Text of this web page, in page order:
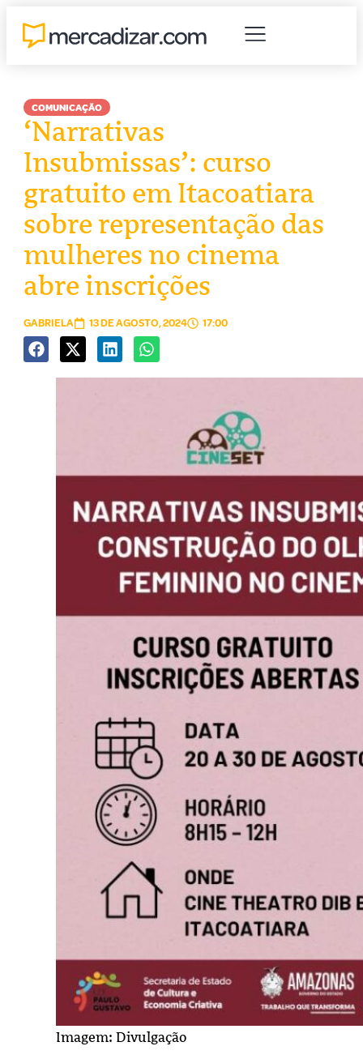
COMUNICAÇÃO
‘Narrativas
Insubmissas’: curso
gratuito em Itacoatiara
sobre representação das
mulheres no cinema
abre inscrições
GABRIELA 13 DE AGOSTO, 2024 17:00
Imagem: Divulgação